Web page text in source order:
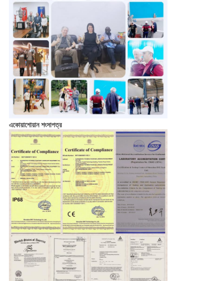
একোয়াশোয়ান শংসাপত্র